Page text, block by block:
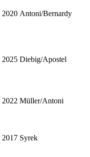
2020 Antoni/Bernardy
2025 Diebig/Apostel
2022 Müller/Antoni
2017 Syrek